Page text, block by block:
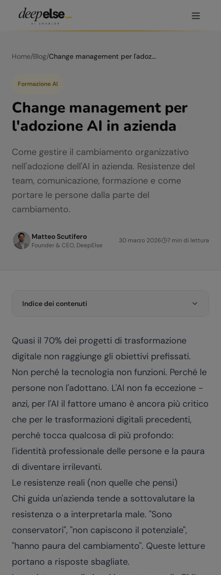
Home/Blog/ Change management per l'adozione AI in azienda
Formazione AI
Change management per
l'adozione AI in azienda
Come gestire il cambiamento organizzativo
nell'adozione dell'AI in azienda. Resistenze del
team, comunicazione, formazione e come
portare le persone dalla parte del
cambiamento.
Matteo Scutifero
Founder & CEO, DeepElse
30 marzo 2026 7 min di lettura
Indice dei contenuti
Quasi il 70% dei progetti di trasformazione
digitale non raggiunge gli obiettivi prefissati.
Non perché la tecnologia non funzioni. Perché le
persone non l'adottano. L'AI non fa eccezione -
anzi, per l'AI il fattore umano è ancora più critico
che per le trasformazioni digitali precedenti,
perché tocca qualcosa di più profondo:
l'identità professionale delle persone e la paura
di diventare irrilevanti.
Le resistenze reali (non quelle che pensi)
Chi guida un'azienda tende a sottovalutare la
resistenza o a interpretarla male. "Sono
conservatori", "non capiscono il potenziale",
"hanno paura del cambiamento". Queste letture
portano a risposte sbagliate.